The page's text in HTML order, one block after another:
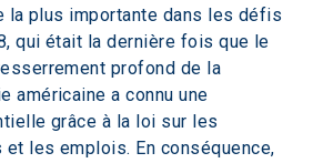
la plus importante dans les défis
qui était la dernière fois que le
profond de la
américaine a connu une
grâce à la loi sur les
les emplois. En conséquence,